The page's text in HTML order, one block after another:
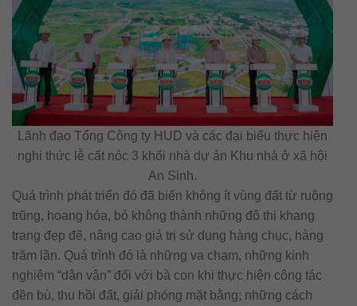
Lãnh đạo Tổng Công ty HUD và các đại biểu thực hiện
nghi thức lễ cất nóc 3 khối nhà dự án Khu nhà ở xã hội
An Sinh.
Quá trình phát triển đó đã biến không ít vùng đất từ ruộng
trũng, hoang hóa, bỏ không thành những đô thị khang
trang đẹp đẽ, nâng cao giá trị sử dụng hàng chục, hàng
trăm lần. Quá trình đó là những va chạm, những kinh
nghiệm “dân vận” đối với bà con khi thực hiện công tác
đền bù, thu hồi đất, giải phóng mặt bằng; những cách